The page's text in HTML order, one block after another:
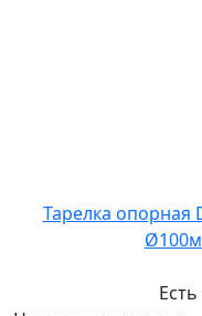
Тарелка опорная